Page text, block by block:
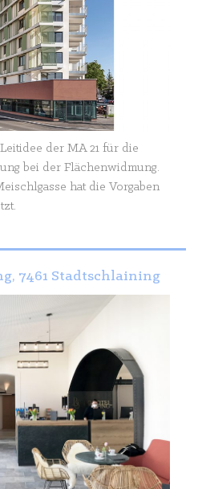
der MA 21 für die
bei der Flächenwidmung.
hat die Vorgaben
7461 Stadtschlaining